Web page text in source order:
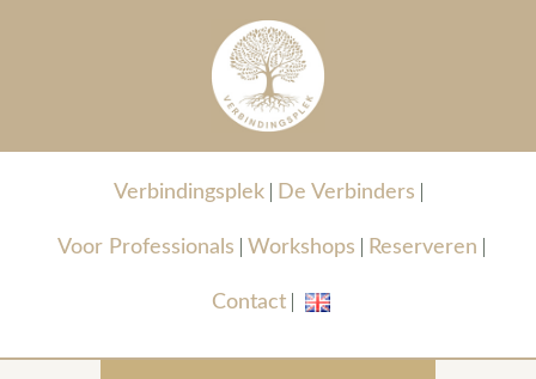
Verbindingsplek De Verbinders
Voor Professionals Workshops Reserveren
Contact